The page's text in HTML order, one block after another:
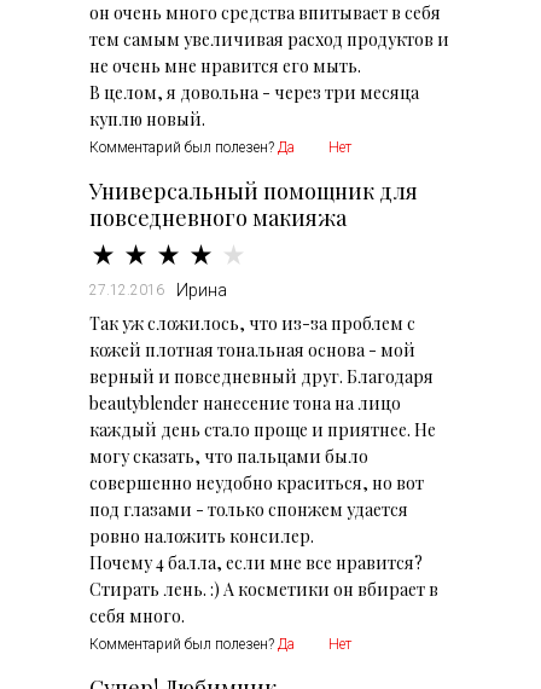
он очень много средства впитывает в себя
тем самым увеличивая расход продуктов и
не очень мне нравится его мыть.
В целом, я довольна - через три месяца
куплю новый.
Комментарий был полезен? Да Нет
Универсальный помощник для
повседневного макияжа
27.12.2016 Ирина
Так уж сложилось, что из-за проблем с
кожей плотная тональная основа - мой
верный и повседневный друг. Благодаря
beautyblender нанесение тона на лицо
каждый день стало проще и приятнее. Не
могу сказать, что пальцами было
совершенно неудобно краситься, но вот
под глазами - только спонжем удается
ровно наложить консилер.
Почему 4 балла, если мне все нравится?
Стирать лень. :) А косметики он вбирает в
себя много.
Комментарий был полезен? Да Нет